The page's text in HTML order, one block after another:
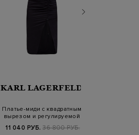
KARL LAGERFELD
Платье-миди с квадратным
вырезом и регулируемой
11 040 РУБ. 36 800 РУБ.